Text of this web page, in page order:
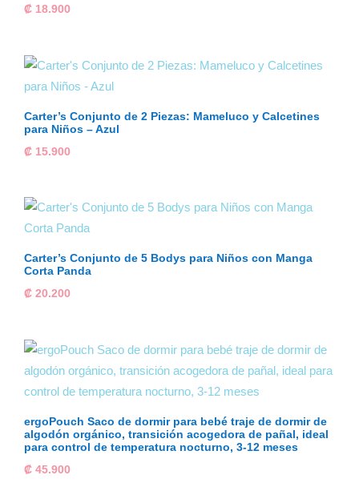
₡ 18.900
Carter’s Conjunto de 2 Piezas: Mameluco y Calcetines
para Niños – Azul
₡ 15.900
Carter’s Conjunto de 5 Bodys para Niños con Manga
Corta Panda
₡ 20.200
ergoPouch Saco de dormir para bebé traje de dormir de
algodón orgánico, transición acogedora de pañal, ideal
para control de temperatura nocturno, 3-12 meses
₡ 45.900